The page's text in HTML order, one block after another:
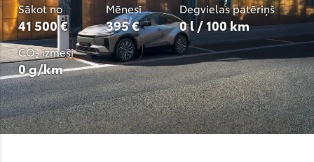
Sākot no
41 500 €
Mēnesī
395 €
Degvielas patēriņš
0 l / 100 km
CO₂ izmeši
0 g/km